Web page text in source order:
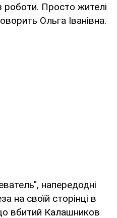
Просто жителі
Ольга Іванівна.
напередодні
на своїй сторінці в
вбитий Калашников